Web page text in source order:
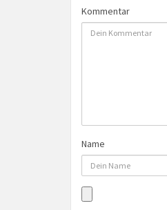
Kommentar
Name